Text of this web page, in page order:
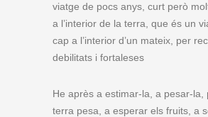
viatge de pocs anys, curt però
a l’interior de la terra, que és un
cap a l’interior d’un mateix, per
debilitats i fortaleses
He après a estimar-la, a pesar-la,
terra pesa, a esperar els fruits, a